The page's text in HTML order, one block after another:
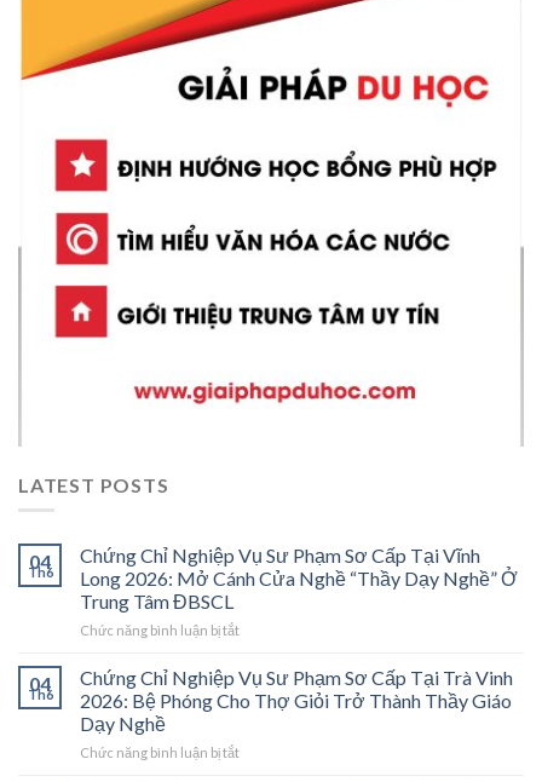
LATEST POSTS
04
Th6
Chứng Chỉ Nghiệp Vụ Sư Phạm Sơ Cấp Tại Vĩnh
Long 2026: Mở Cánh Cửa Nghề “Thầy Dạy Nghề” Ở
Trung Tâm ĐBSCL
Chức năng bình luận bị tắtở
Chỉ
Nghiệp
Vụ
Phạm
04
Th6
Chứng Chỉ Nghiệp Vụ Sư Phạm Sơ Cấp Tại Trà Vinh
2026: Bệ Phóng Cho Thợ Giỏi Trở Thành Thầy Giáo
Dạy Nghề
Chức năng bình luận bị tắtở